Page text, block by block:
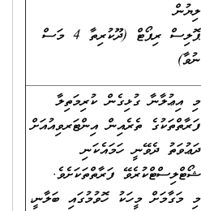
ލިޔުން
ޕޮލިސް ރިޕޯޓް (ދޫކުރިތާ 4 މަސް
ނުވާ)
މި އިޢުލާނާ ގުޅިގެން ކުރިމަތިލާ
ފަރާތްތަކުގެ ތެރެއިން އިންޓަރވިއުއަށް
ދަޢުވަތު ދެވޭނީ ހަމައެކަނި
ޝޯޓްލިސްޓްކުރެވޭ ފަރާތްތަކަށެވެ.
މި މަގާމަށް މީހަކު ހޮވުމުގައި ބަލާނީ،